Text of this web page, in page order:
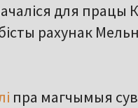
для
рахунак
пра магчымыя